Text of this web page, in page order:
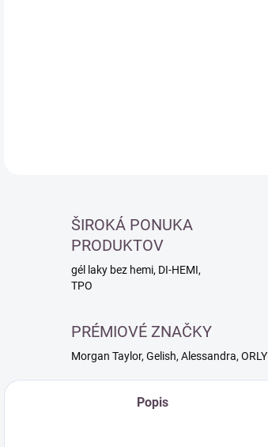
ŠIROKÁ PONUKA
PRODUKTOV
gél laky bez hemi, DI-HEMI,
TPO
PRÉMIOVÉ ZNAČKY
Morgan Taylor, Gelish, Alessandra, ORLY
Popis